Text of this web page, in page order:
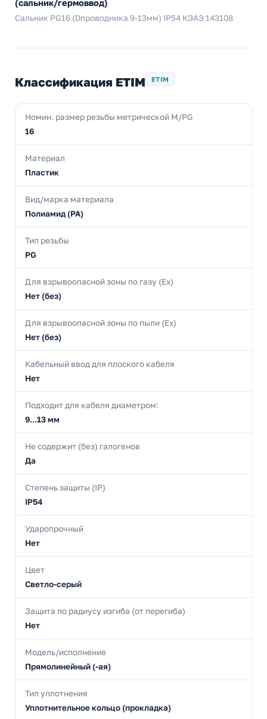
(сальник/гермоввод)
Сальник PG16 (Dпроводника 9-13мм) IP54 КЭАЗ 143108
Классификация ETIM ETIM
Номин. размер резьбы метрической M/PG
16
Материал
Пластик
Вид/марка материала
Полиамид (PA)
Тип резьбы
PG
Для взрывоопасной зоны по газу (Ex)
Нет (без)
Для взрывоопасной зоны по пыли (Ex)
Нет (без)
Кабельный ввод для плоского кабеля
Нет
Подходит для кабеля диаметром:
9...13 мм
Не содержит (без) галогенов
Да
Степень защиты (IP)
IP54
Ударопрочный
Нет
Цвет
Светло-серый
Защита по радиусу изгиба (от перегиба)
Нет
Модель/исполнение
Прямолинейный (-ая)
Тип уплотнения
Уплотнительное кольцо (прокладка)